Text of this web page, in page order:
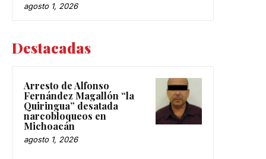
agosto 1, 2026
Destacadas
Arresto de Alfonso
Fernández Magallón “la
Quiringua” desatada
narcobloqueos en
Michoacán
agosto 1, 2026